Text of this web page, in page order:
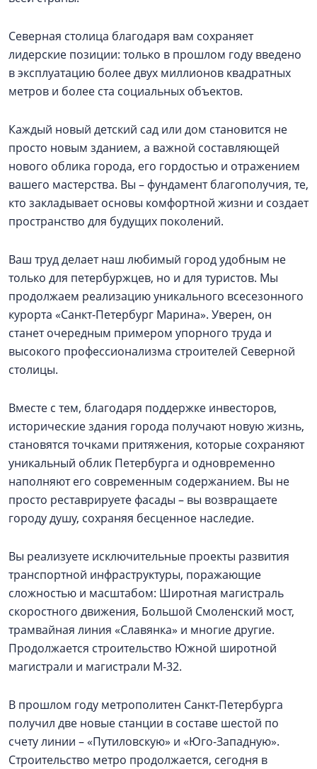
Северная столица благодаря вам сохраняет
лидерские позиции: только в прошлом году введено
в эксплуатацию более двух миллионов квадратных
метров и более ста социальных объектов.
Каждый новый детский сад или дом становится не
просто новым зданием, а важной составляющей
нового облика города, его гордостью и отражением
вашего мастерства. Вы – фундамент благополучия, те,
кто закладывает основы комфортной жизни и создает
пространство для будущих поколений.
Ваш труд делает наш любимый город удобным не
только для петербуржцев, но и для туристов. Мы
продолжаем реализацию уникального всесезонного
курорта «Санкт-Петербург Марина». Уверен, он
станет очередным примером упорного труда и
высокого профессионализма строителей Северной
столицы.
Вместе с тем, благодаря поддержке инвесторов,
исторические здания города получают новую жизнь,
становятся точками притяжения, которые сохраняют
уникальный облик Петербурга и одновременно
наполняют его современным содержанием. Вы не
просто реставрируете фасады – вы возвращаете
городу душу, сохраняя бесценное наследие.
Вы реализуете исключительные проекты развития
транспортной инфраструктуры, поражающие
сложностью и масштабом: Широтная магистраль
скоростного движения, Большой Смоленский мост,
трамвайная линия «Славянка» и многие другие.
Продолжается строительство Южной широтной
магистрали и магистрали М-32.
В прошлом году метрополитен Санкт-Петербурга
получил две новые станции в составе шестой по
счету линии – «Путиловскую» и «Юго-Западную».
Строительство метро продолжается, сегодня в